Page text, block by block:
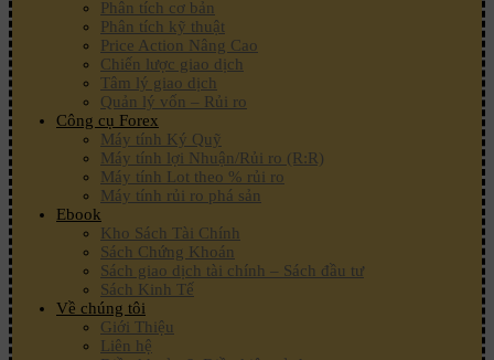
Phân tích cơ bản
Phân tích kỹ thuật
Price Action Nâng Cao
Chiến lược giao dịch
Tâm lý giao dịch
Quản lý vốn – Rủi ro
Công cụ Forex
Máy tính Ký Quỹ
Máy tính lợi Nhuận/Rủi ro (R:R)
Máy tính Lot theo % rủi ro
Máy tính rủi ro phá sản
Ebook
Kho Sách Tài Chính
Sách Chứng Khoán
Sách giao dịch tài chính – Sách đầu tư
Sách Kinh Tế
Về chúng tôi
Giới Thiệu
Liên hệ